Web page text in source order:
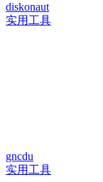
diskonaut
实用工具
gncdu
实用工具